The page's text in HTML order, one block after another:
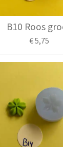
B10 Roos
€ 5,75